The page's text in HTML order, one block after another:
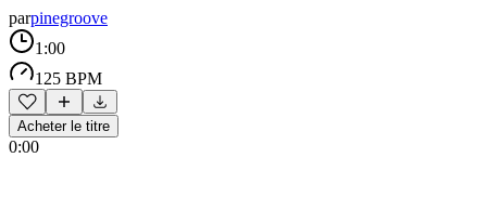
parpinegroove
1:00
125 BPM
Acheter le titre
0:00